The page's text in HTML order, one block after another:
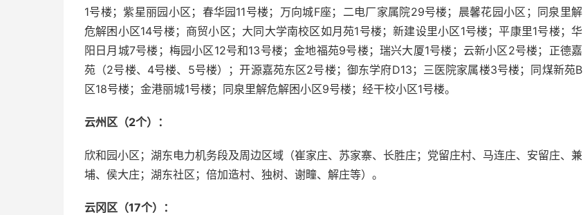
1号楼；紫星丽园小区；春华园11号楼；万向城F座；二电厂家属院29号楼；晨馨花园小区；同泉里解
危解困小区14号楼；商贸小区；大同大学南校区如月苑1号楼；新建设里小区1号楼；平康里1号楼；华
阳日月城7号楼；梅园小区12号和13号楼；金地福苑9号楼；瑞兴大厦1号楼；云新小区2号楼；正德嘉
苑（2号楼、4号楼、5号楼）；开源嘉苑东区2号楼；御东学府D13；三医院家属楼3号楼；同煤新苑B
区18号楼；金港丽城1号楼；同泉里解危解困小区9号楼；经干校小区1号楼。
云州区（2个）：
欣和园小区；湖东电力机务段及周边区域（崔家庄、苏家寨、长胜庄；党留庄村、马连庄、安留庄、兼
埔、侯大庄；湖东社区；倍加造村、独树、谢疃、解庄等）。
云冈区（17个）：